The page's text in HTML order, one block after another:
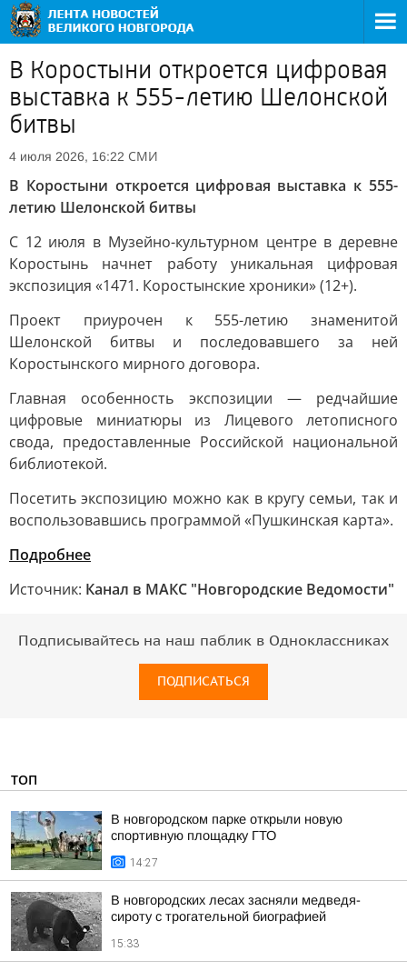
В Коростыни откроется цифровая
выставка к 555-летию Шелонской
битвы
4 июля 2026, 16:22 СМИ
В Коростыни откроется цифровая выставка к 555-
летию Шелонской битвы
С 12 июля в Музейно-культурном центре в деревне
Коростынь начнет работу уникальная цифровая
экспозиция «1471. Коростынские хроники» (12+).
Проект приурочен к 555-летию знаменитой
Шелонской битвы и последовавшего за ней
Коростынского мирного договора.
Главная особенность экспозиции — редчайшие
цифровые миниатюры из Лицевого летописного
свода, предоставленные Российской национальной
библиотекой.
Посетить экспозицию можно как в кругу семьи, так и
воспользовавшись программой «Пушкинская карта».
Подробнее
Источник: Канал в МАКС "Новгородские Ведомости"
Подписывайтесь на наш паблик в Одноклассниках
ПОДПИСАТЬСЯ
ТОП
В новгородском парке открыли новую
спортивную площадку ГТО
14:27
В новгородских лесах засняли медведя-
сироту с трогательной биографией
15:33